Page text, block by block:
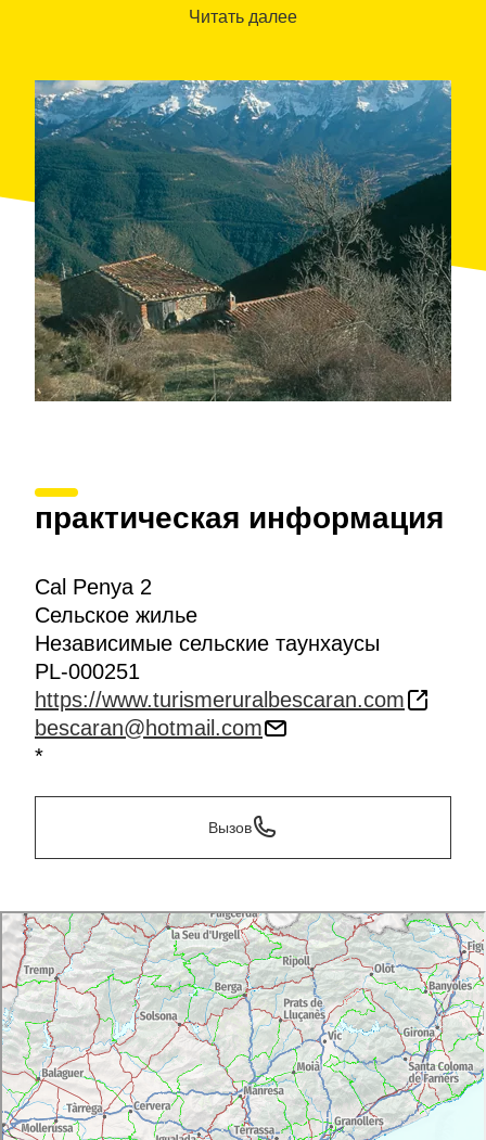
также и лыжные трассы Аранса и Льес. Кроме
например, колокольня Сан-Марти'-де-Бескаран
или собор Сео-де-Уржель, а также пройтись по
мегалитическим месторождениям, посетив
местные дольмены.
Читать далее
практическая информация
Cal Penya 2
Сельское жилье
Независимые сельские таунхаусы
PL-000251
https://www.turismeruralbescaran.com
bescaran@hotmail.com
*
Вызов